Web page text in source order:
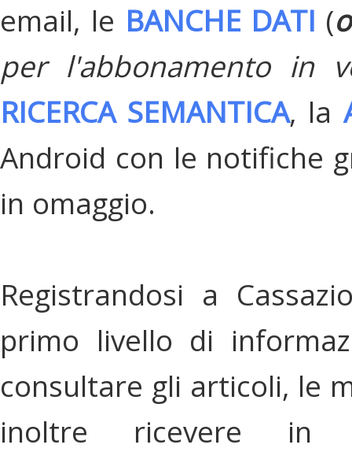
email, le BANCHE DATI (
per l'abbonamento in
RICERCA SEMANTICA, la
Android con le notifiche
in omaggio.
Registrandosi a
primo livello di
consultare gli articoli, le
inoltre ricevere in